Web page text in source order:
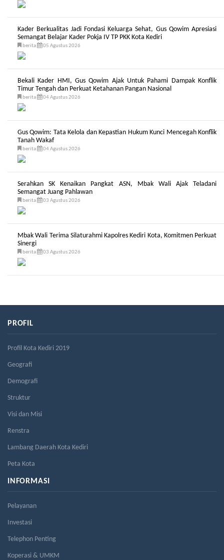
Kader Berkualitas Jadi Fondasi Keluarga Sehat, Gus Qowim Apresiasi
Semangat Belajar Kader Pokja IV TP PKK Kota Kediri
berita 05 Agustus 2026
Bekali Kader HMI, Gus Qowim Ajak Untuk Pahami Dampak Konflik
Timur Tengah dan Perkuat Ketahanan Pangan Nasional
berita 04 Agustus 2026
Gus Qowim: Tata Kelola dan Kepastian Hukum Kunci Mencegah Konflik
Tanah Wakaf
berita 04 Agustus 2026
Serahkan SK Kenaikan Pangkat ASN, Mbak Wali Ajak Teladani
Semangat Juang Pahlawan
berita 03 Agustus 2026
Mbak Wali Terima Silaturahmi Kapolres Kediri Kota, Komitmen Perkuat
Sinergi
berita 03 Agustus 2026
PROFIL
Profil Kota Kediri 2019
Geografi
Demografi
Struktur
Visi dan Misi
Renstra
Lambang Daerah Kota Kediri
Peta Kota
INFORMASI
Pelayanan
Investasi
Telephon Penting
Koperasi & UMKM